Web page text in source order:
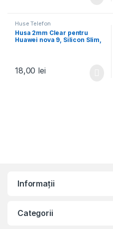
Huse Telefon
Husa 2mm Clear pentru
Huawei nova 9, Silicon Slim,
18,00 lei
Informații
Categorii